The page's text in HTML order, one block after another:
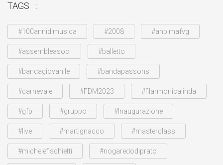
TAGS
#100annidimusica #2008 #anbimafvg
#assembleasoci #balletto
#bandagiovanile #bandapassons
#carnevale #FDM2023 #filarmonicalinda
#gfp #gruppo #Inaugurazione
#live #martignacco #masterclass
#michelefischietti #nogaredodiprato